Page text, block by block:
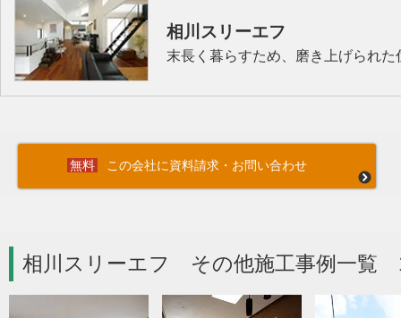
相川スリーエフ
末長く暮らすため、磨き上げられ
この会社に資料請求・お問い合わせ
相川スリーエフ その他施工事例一覧